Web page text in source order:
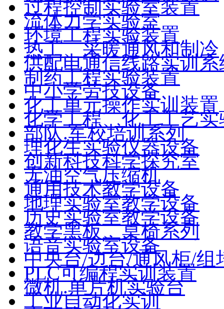
过程控制实验室装置
流体力学实验室
环境工程实验装置
热工、采暖通风和制冷
供配电通信线路实训系
制药工程实验装置
中小学劳技设备
化工单元操作实训装置
化学工程、化工工艺
部队.军校培训系列
理化生实验仪器设备
创新科技科学探究室
无油空气压缩机
通用技术教学设备
地理实验室教学设备
历史实验室教学设备
教学黑板、桌椅系列
语音实验室设备
中央台/边台/通风柜/组
PLC可编程实训装置
微机.单片机实验台
工业自动化实训